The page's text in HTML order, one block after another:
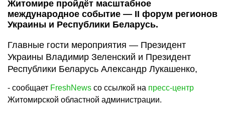
Житомире пройдёт масштабное
международное событие — II форум регионов
Украины и Республики Беларусь.
Главные гости мероприятия — Президент
Украины Владимир Зеленский и Президент
Республики Беларусь Александр Лукашенко,
- сообщает FreshNews со ссылкой на пресс-центр
Житомирской областной администрации.